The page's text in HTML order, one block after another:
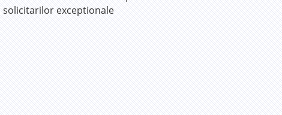
exceptionale